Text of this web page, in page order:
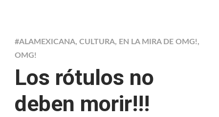
#ALAMEXICANA, CULTURA, EN LA MIRA DE OMG!,
OMG!
Los rótulos no
deben morir!!!